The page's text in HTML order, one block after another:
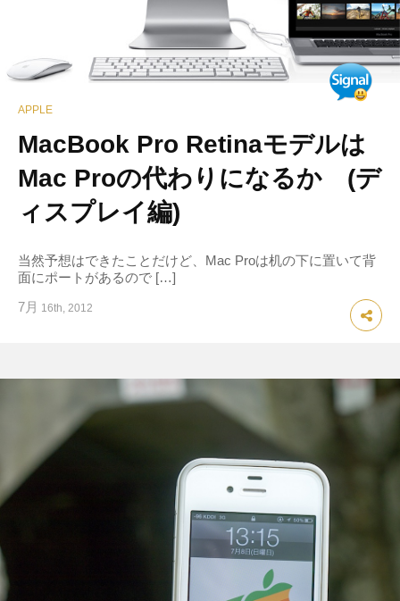
APPLE
MacBook Pro Retinaモデルは
Mac Proの代わりになるか (デ
ィスプレイ編)
当然予想はできたことだけど、Mac Proは机の下に置いて背
面にポートがあるので […]
7月 16th, 2012